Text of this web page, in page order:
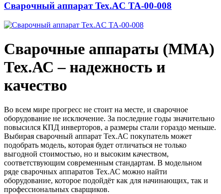
Сварочный аппарат Tex.AC ТА-00-008
Сварочные аппараты (MMA)
Тех.АС – надежность и
качество
Во всем мире прогресс не стоит на месте, и сварочное
оборудование не исключение. За последние годы значительно
повысился КПД инверторов, а размеры стали гораздо меньше.
Выбирая сварочный аппарат Тех.АС покупатель может
подобрать модель, которая будет отличаться не только
выгодной стоимостью, но и высоким качеством,
соответствующим современным стандартам. В модельном
ряде сварочных аппаратов Тех.АС можно найти
оборудование, которое подойдёт как для начинающих, так и
профессиональных сварщиков.